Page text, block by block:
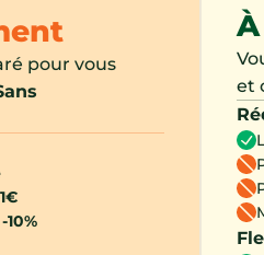
pour vous
-10%
et